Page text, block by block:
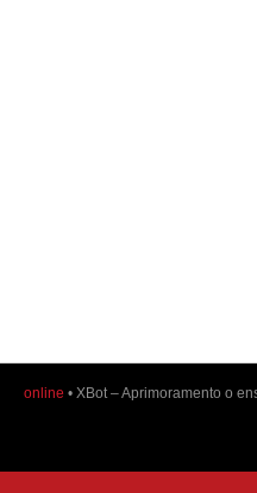
online • XBot – Aprimoramento o